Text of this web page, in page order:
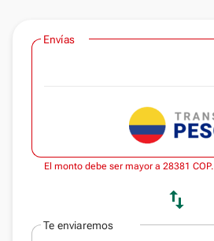
Envías
El monto debe ser mayor a 28381 COP.
swap_vert
Te enviaremos